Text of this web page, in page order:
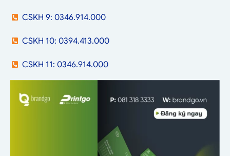
CSKH 9: 0346.914.000
CSKH 10: 0394.413.000
CSKH 11: 0346.914.000